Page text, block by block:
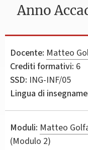
Anno
Docente: Matteo
Crediti formativi: 6
SSD: ING-INF/05
Lingua di
Moduli: Matteo
(Modulo 2)